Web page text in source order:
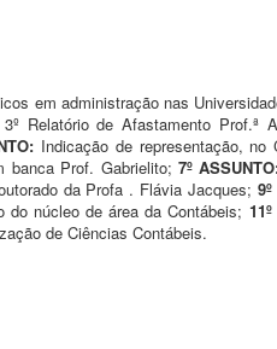
em administração nas
Relatório de Afastamento Prof.ª
Indicação de representação,
banca Prof. Gabrielito;7º
da Profa . Flávia Jacques;
do núcleo de área da Contábeis;
de Ciências Contábeis.